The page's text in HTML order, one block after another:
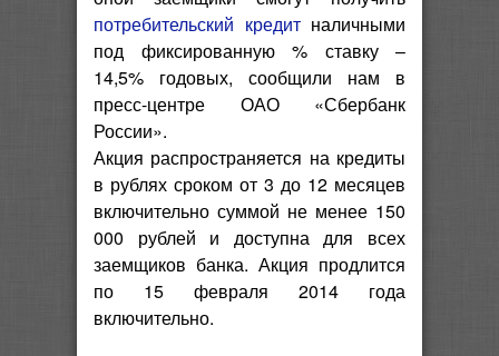
потребительский кредитналичными
под фиксированную % ставку –
14,5% годовых, сообщили нам в
пресс-центре ОАО «Сбербанк
России».
Акция распространяется на кредиты
в рублях сроком от 3 до 12 месяцев
включительно суммой не менее 150
000 рублей и доступна для всех
заемщиков банка. Акция продлится
по 15 февраля 2014 года
включительно.